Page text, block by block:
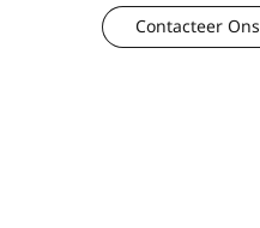
Contacteer Ons